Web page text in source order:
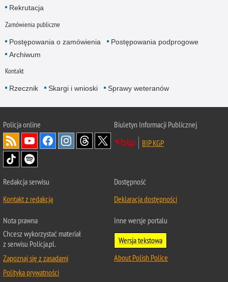
Rekrutacja
Zamówienia publiczne
Postępowania o zamówienia
Postępowania podprogowe
Archiwum
Kontakt
Rzecznik Skargi i wnioski Sprawy weteranów
Policjaonline
Biuletyn Informacji Publicznej
BIP KGP
Redakcja serwisu
Kontakt z redakcją
Dostępność
Deklaracja dostępności
Nota prawna
Chcesz wykorzystać materiał
z serwisu Policja.pl.
Zapoznaj się z zasadami
Polityka prywatności
Inne wersje portalu
Wersja tekstowa
About Polish Police